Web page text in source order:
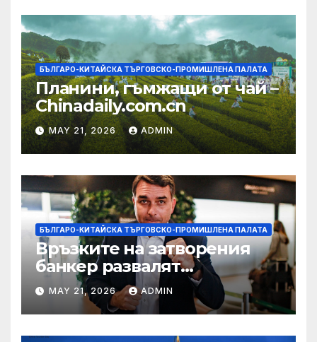
БЪЛГАРО-КИТАЙСКА ТЪРГОВСКО-ПРОМИШЛЕНА ПАЛАТА
Планини, гъмжащи от чай –
Chinadaily.com.cn
MAY 21, 2026 ADMIN
БЪЛГАРО-КИТАЙСКА ТЪРГОВСКО-ПРОМИШЛЕНА ПАЛАТА
Връзките на затворения
банкер развалят
надеждите на Флавио
Болсонаро за президент на
Бразилия
MAY 21, 2026 ADMIN